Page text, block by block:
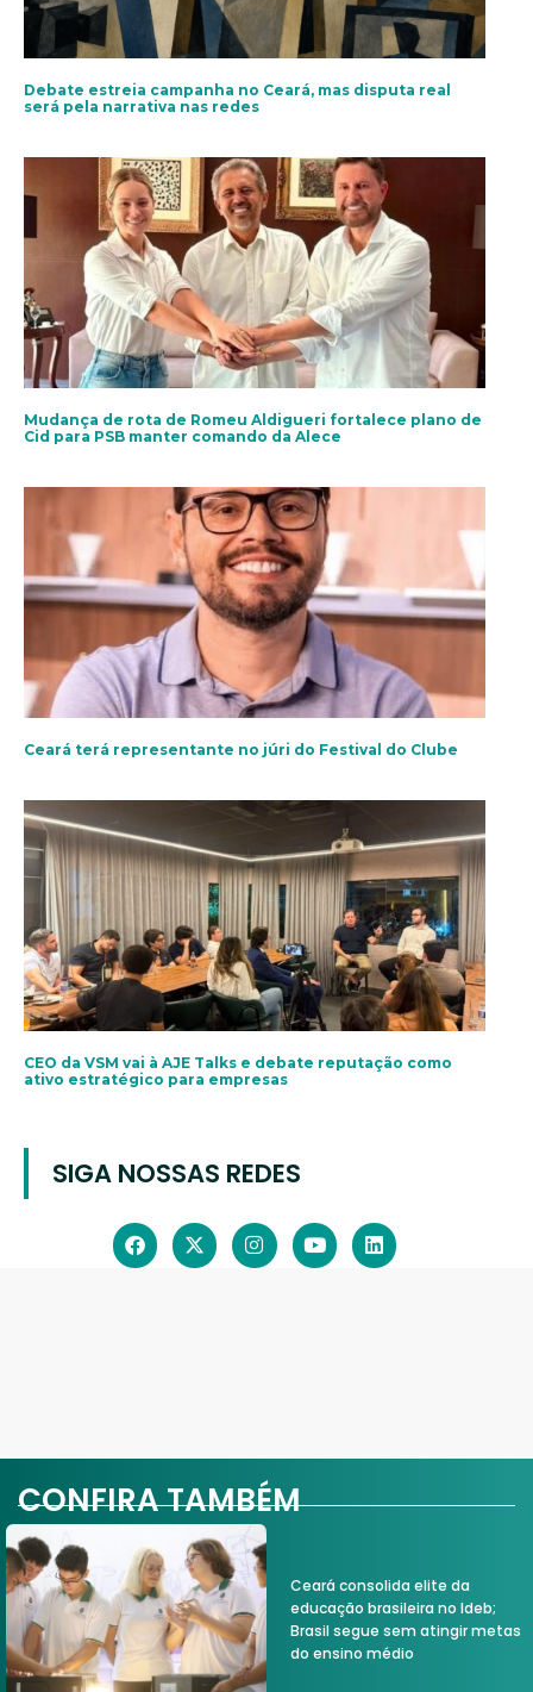
Debate estreia campanha no Ceará, mas disputa real
será pela narrativa nas redes
Mudança de rota de Romeu Aldigueri fortalece plano de
Cid para PSB manter comando da Alece
Ceará terá representante no júri do Festival do Clube
CEO da VSM vai à AJE Talks e debate reputação como
ativo estratégico para empresas
SIGA NOSSAS REDES
CONFIRA TAMBÉM
Ceará consolida elite da
educação brasileira no Ideb;
Brasil segue sem atingir metas
do ensino médio